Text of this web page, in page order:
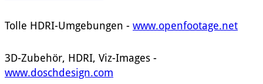
Tolle HDRI-Umgebungen - www.openfootage.net
3D-Zubehör, HDRI, Viz-Images -
www.doschdesign.com